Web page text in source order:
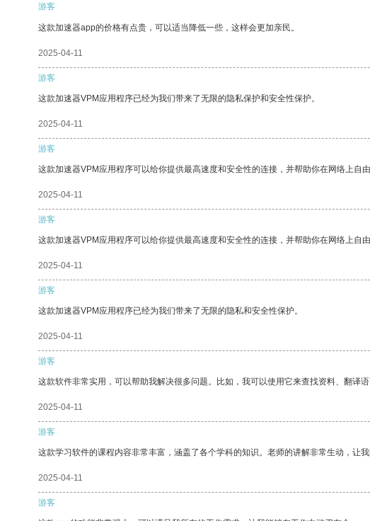
游客
这款加速器app的价格有点贵，可以适当降低一些，这样会更加亲民。
2025-04-11
游客
这款加速器VPM应用程序已经为我们带来了无限的隐私保护和安全性保护。
2025-04-11
游客
这款加速器VPM应用程序可以给你提供最高速度和安全性的连接，并帮助你在网络上自由
2025-04-11
游客
这款加速器VPM应用程序可以给你提供最高速度和安全性的连接，并帮助你在网络上自由
2025-04-11
游客
这款加速器VPM应用程序已经为我们带来了无限的隐私和安全性保护。
2025-04-11
游客
这款软件非常实用，可以帮助我解决很多问题。比如，我可以使用它来查找资料、翻译语
2025-04-11
游客
这款学习软件的课程内容非常丰富，涵盖了各个学科的知识。老师的讲解非常生动，让我
2025-04-11
游客